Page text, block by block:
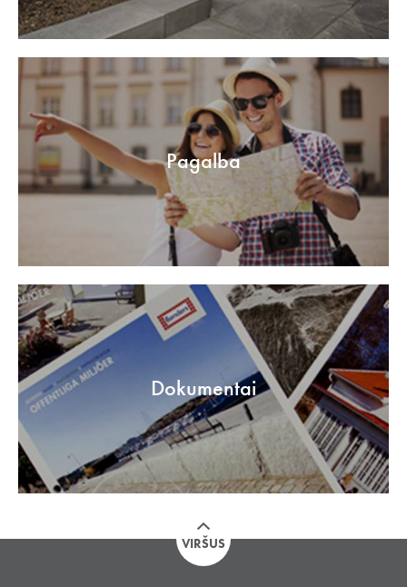
Pagalba
Dokumentai
VIRŠUS